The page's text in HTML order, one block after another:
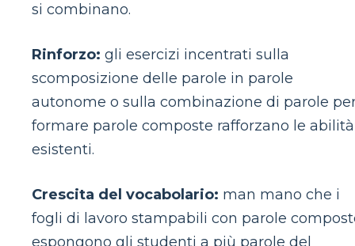
si combinano.
Rinforzo: gli esercizi incentrati sulla
scomposizione delle parole in parole
autonome o sulla combinazione di parole
formare parole composte rafforzano le abilità
esistenti.
Crescita del vocabolario: man mano che i
fogli di lavoro stampabili con parole
espongono gli studenti a più parole del